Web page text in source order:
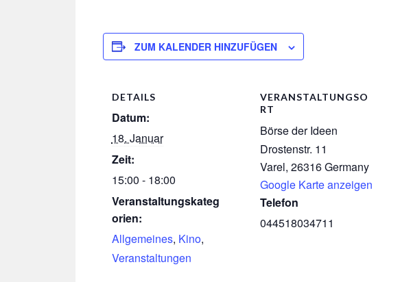
ZUM KALENDER HINZUFÜGEN
DETAILS
Datum:
18. Januar
Zeit:
15:00 - 18:00
Veranstaltungskateg
orien:
Allgemeines, Kino,
Veranstaltungen
VERANSTALTUNGSO
RT
Börse der Ideen
Drostenstr. 11
Varel, 26316Germany
Google Karte anzeigen
Telefon
044518034711